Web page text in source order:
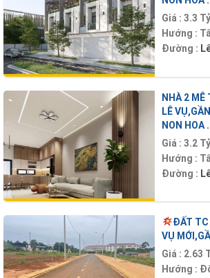
Giá : 3.3 Tỷ
Hướng :
Đường :
NHÀ 2 MÊ
LÊ
NON HOA
Giá : 3.2 Tỷ
Hướng :
Đường :
ĐẤT TC
VỤ
Giá : 2.63
Hướng :